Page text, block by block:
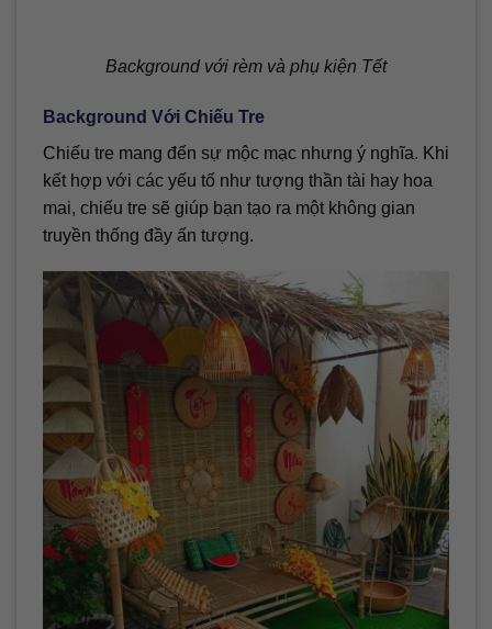
Background với rèm và phụ kiện Tết
Background Với Chiếu Tre
Chiếu tre mang đến sự mộc mạc nhưng ý nghĩa. Khi
kết hợp với các yếu tố như tượng thần tài hay hoa
mai, chiếu tre sẽ giúp bạn tạo ra một không gian
truyền thống đầy ấn tượng.